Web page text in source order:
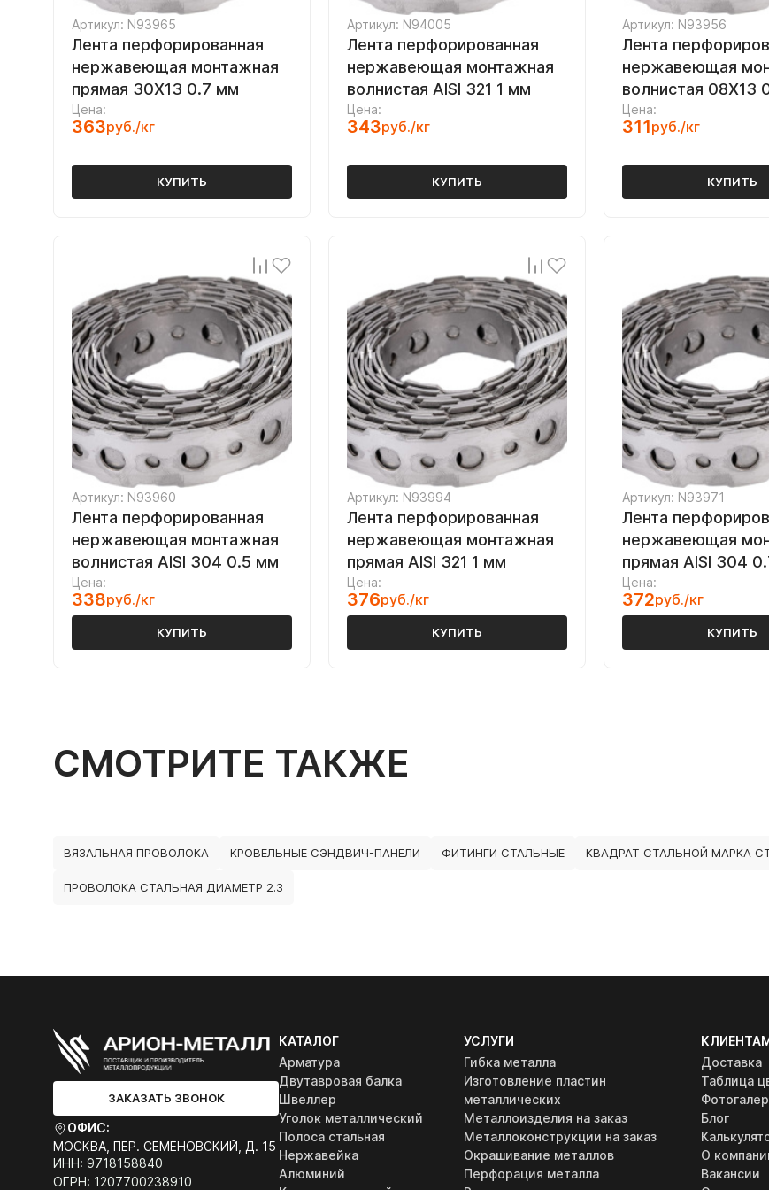
Артикул: N93965
Лента перфорированная
нержавеющая монтажная
прямая 30Х13 0.7 мм
Цена:
363руб./кг
КУПИТЬ
Артикул: N94005
Лента перфорированная
нержавеющая монтажная
волнистая AISI 321 1 мм
Цена:
343руб./кг
КУПИТЬ
Артикул: N93956
Лента
нержавеющая
волнистая 08Х13
Цена:
311руб./кг
КУПИТЬ
Артикул: N93960
Лента перфорированная
нержавеющая монтажная
волнистая AISI 304 0.5 мм
Цена:
338руб./кг
КУПИТЬ
Артикул: N93994
Лента перфорированная
нержавеющая монтажная
прямая AISI 321 1 мм
Цена:
376руб./кг
КУПИТЬ
Артикул: N93971
Лента
нержавеющая
прямая AISI 304
Цена:
372руб./кг
КУПИТЬ
СМОТРИТЕ ТАКЖЕ
ВЯЗАЛЬНАЯ ПРОВОЛОКА КРОВЕЛЬНЫЕ СЭНДВИЧ-ПАНЕЛИ ФИТИНГИ СТАЛЬНЫЕ КВАДРАТ СТАЛЬНОЙ МАРКА
ПРОВОЛОКА СТАЛЬНАЯ ДИАМЕТР 2.3
ЗАКАЗАТЬ ЗВОНОК
ОФИС:
МОСКВА, ПЕР. СЕМЁНОВСКИЙ, Д. 15
ИНН: 9718158840
ОГРН: 1207700238910
КАТАЛОГ
Арматура
Двутавровая балка
Швеллер
Уголок металлический
Полоса стальная
Нержавейка
Алюминий
УСЛУГИ
Гибка металла
Изготовление пластин
металлических
Металлоизделия на заказ
Металлоконструкции на заказ
Окрашивание металлов
Перфорация металла
Доставка
Таблица
Блог
О
Вакансии